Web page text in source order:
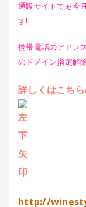
通販サイトでも今
す!!
携帯電話のアドレ
のドメイン指定解
詳しくはこち
http://